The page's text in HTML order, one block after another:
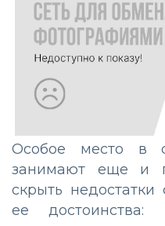
Особое место в
занимают еще и
скрыть
ее достоинства: